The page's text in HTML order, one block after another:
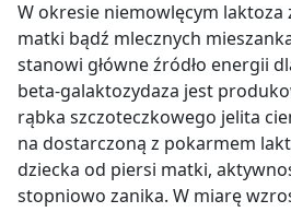
W okresie niemowlęcym laktoza
matki bądź mlecznych
stanowi główne źródło energii
beta-galaktozydaza jest
rąbka szczoteczkowego jelita
na dostarczoną z pokarmem
dziecka od piersi matki,
stopniowo zanika. W miarę